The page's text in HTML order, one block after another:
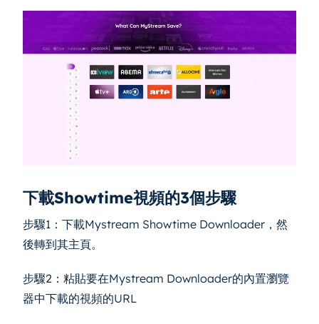
下載Showtime視頻的3個步驟
步驟1：下載Mystream Showtime Downloader，然
後轉到其主頁。
步驟2：粘貼要在Mystream Downloader的內置瀏覽
器中下載的視頻的URL